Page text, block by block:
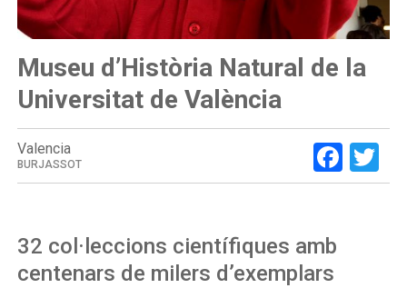
Museu d’Història Natural de la
Universitat de València
Valencia
BURJASSOT
32 col·leccions científiques amb
centenars de milers d’exemplars